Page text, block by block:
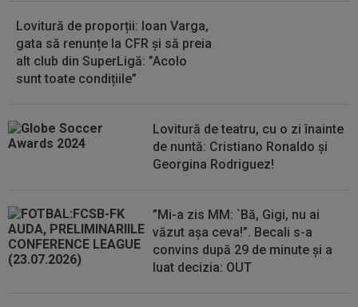
09:49
Gata: făcut praf de Gigi Becali, a decis și vrea
să plece de la FCSB! ”Mi-e și...
09:49
"Dacă e nevoie de o sută de mingi ca să o
Lovitură de proporții: Ioan Varga,
gata să renunțe la CFR și să preia
alt club din SuperLigă: ”Acolo
sunt toate condițiile”
Lovitură de teatru, cu o zi înainte
de nuntă: Cristiano Ronaldo și
Georgina Rodriguez!
”Mi-a zis MM: `Bă, Gigi, nu ai
văzut așa ceva!”. Becali s-a
convins după 29 de minute și a
luat decizia: OUT